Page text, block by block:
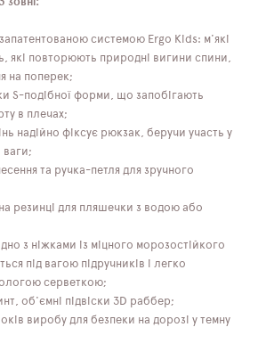
системою Ergo Kids: м'які
які повторюють природні вигини спини,
на поперек;
S-подібної форми, що запобігають
в плечах;
надійно фіксує рюкзак, беручи участь у
ваги;
та ручка-петля для зручного
на резинці для пляшечки з водою або
з ніжками із міцного морозостійкого
під вагою підручників і легко
серветкою;
об'ємні підвіски 3D раббер;
виробу для безпеки на дорозі у темну